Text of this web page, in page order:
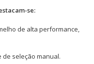
se:
de alta performance,
seleção manual.